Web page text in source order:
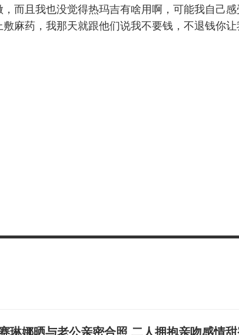
而且我也没觉得热玛吉有啥用啊，可能我自己
麻药，我那天就跟他们说我不要钱，不退钱你
琳娜晒与老公亲密合照 二人拥抱亲吻感情